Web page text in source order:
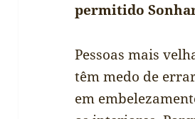
permitido
Pessoas mais
têm medo de
em